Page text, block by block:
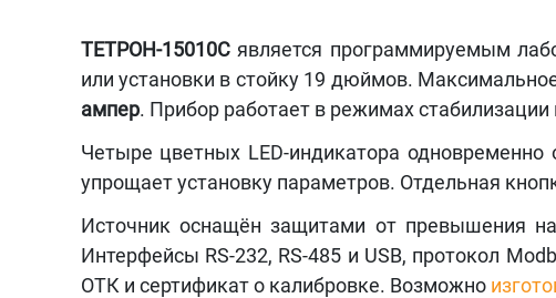
ТЕТРОН-15010Сявляется программируемым
или установки в стойку 19 дюймов.
ампер. Прибор работает в режимах
Четыре цветных LED-индикатора
упрощает установку параметров. Отдельная
Источник оснащён защитами от превышения
Интерфейсы RS-232, RS-485 и USB, протокол
ОТК и сертификат о калибровке. Возможно